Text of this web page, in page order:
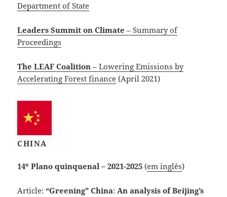
Department of State
Leaders Summit on Climate – Summary of
Proceedings
The LEAF Coalition – Lowering Emissions by
Accelerating Forest finance (April 2021)
CHINA
14º Plano quinquenal – 2021-2025 (em inglês)
Article:“Greening” China:An analysis of Beijing’s